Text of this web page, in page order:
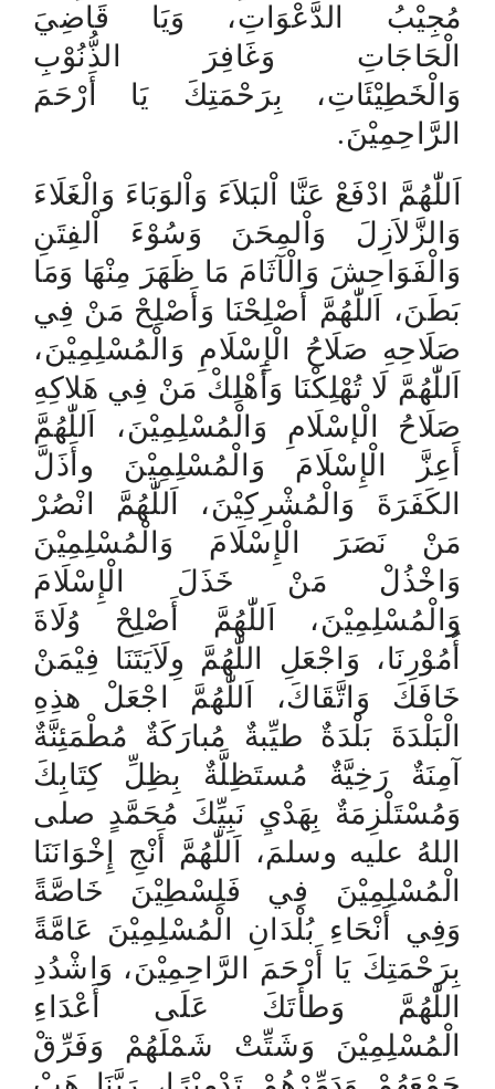
مُجِيْبُ الدَّعْوَاتِ، وَيَا قَاضِيَ
الْحَاجَاتِ وَغَافِرَ الذُّنُوْبِ
وَالْخَطِيْئَاتِ، بِرَحْمَتِكَ يَا أَرْحَمَ
الرَّاحِمِيْنَ.
اَللّٰهُمَّ ادْفَعْ عَنَّا اْلبَلاَءَ وَاْلوَبَاءَ وَالْغَلَاءَ
وَالزَّلاَزِلَ وَاْلمِحَنَ وَسُوْءَ اْلفِتَنِ
وَالْفَوَاحِشَ وَالْآثَامَ مَا ظَهَرَ مِنْهَا وَمَا
بَطَنَ، اَللّٰهُمَّ أَصْلِحْنَا وَأَصْلِحْ مَنْ فِي
صَلَاحِهِ صَلَاحُ الْإِسْلَامِ وَالْمُسْلِمِيْنَ،
اَللّٰهُمَّ لَا تُهْلِكْنَا وَأَهْلِكْ مَنْ فِي هَلاكِهِ
صَلَاحُ الْإسْلَامِ وَالْمُسْلِمِيْنَ، اَللّٰهُمَّ
أَعِزَّ الْإِسْلَامَ وَالْمُسْلِمِيْنَ وأَذَلَّ
الكَفَرَةَ وَالْمُشْرِكِيْنَ، اَللّٰهُمَّ انْصُرْ
مَنْ نَصَرَ الْإِسْلَامَ وَالْمُسْلِمِيْنَ
وَاخْذُلْ مَنْ خَذَلَ الْإِسْلَامَ
وَالْمُسْلِمِيْنَ، اَللّٰهُمَّ أَصْلِحْ وُلَاةَ
أُمُوْرِنَا، وَاجْعَلِ اللّٰهُمَّ وِلَاَيَتَنَا فِيْمَنْ
خَافَكَ وَاتَّقَاكَ، اَللّٰهُمَّ اجْعَلْ هذِهِ
الْبَلْدَةَ بَلْدَةٌ طيِّبةٌ مُبارَكَةٌ مُطْمَئِنَّةٌ
آمِنَةٌ رَخِيَّةٌ مُستَظِلَّةٌ بِظِلِّ كِتَابِكَ
وَمُسْتَلْزِمَةٌ بِهَدْيِ نَبِيِّكَ مُحَمَّدٍ صلى
اللهُ عليه وسلمَ، اَللّٰهُمَّ أَنْجِ إِخْوَانَنَا
الْمُسْلِمِيْنَ فِي فَلِسْطِيْنَ خَاصَّةً
وَفِي أَنْحَاءِ بُلْدَانِ الْمُسْلِمِيْنَ عَامَّةً
بِرَحْمَتِكَ يَا أَرْحَمَ الرَّاحِمِيْنَ، وَاشْدُدِ
اللّٰهُمَّ وَطأَتَكَ عَلَى أَعْدَاءِ
الْمُسْلِمِيْنَ وَشَتِّتْ شَمْلَهُمْ وَفَرِّقْ